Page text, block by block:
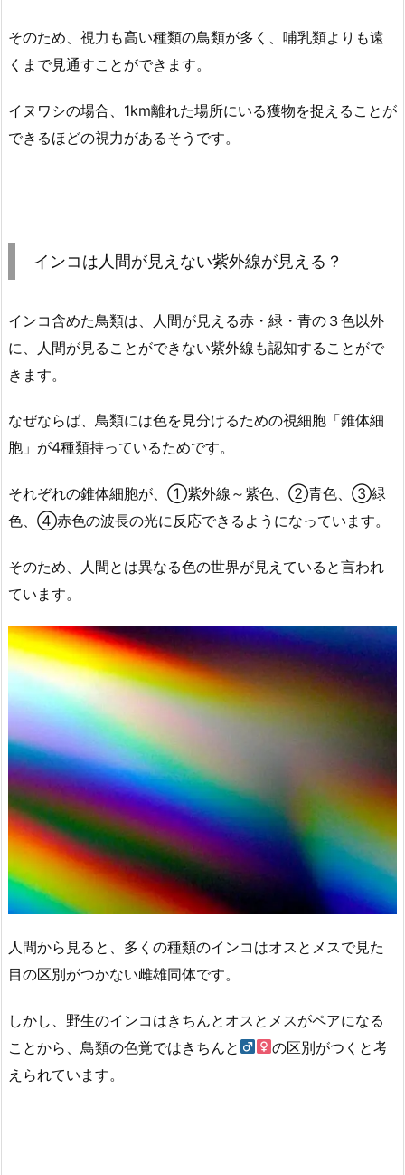
そのため、視力も高い種類の鳥類が多く、哺乳類よりも遠
くまで見通すことができます。
イヌワシの場合、1km離れた場所にいる獲物を捉えることが
できるほどの視力があるそうです。
インコは人間が見えない紫外線が見える？
インコ含めた鳥類は、人間が見える赤・緑・青の３色以外
に、人間が見ることができない紫外線も認知することがで
きます。
なぜならば、鳥類には色を見分けるための視細胞「錐体細
胞」が4種類持っているためです。
それぞれの錐体細胞が、①紫外線～紫色、②青色、③緑
色、④赤色の波長の光に反応できるようになっています。
そのため、人間とは異なる色の世界が見えていると言われ
ています。
人間から見ると、多くの種類のインコはオスとメスで見た
目の区別がつかない雌雄同体です。
しかし、野生のインコはきちんとオスとメスがペアになる
ことから、鳥類の色覚ではきちんと
の区別がつくと考
えられています。